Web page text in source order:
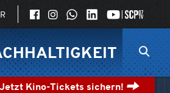
SCP07 AUF FACEBOOK
SCP07 AUF INSTAGRAM
SCP07 AUF WHATSAPP
LINKEDIN SCP07
Kino-Tickets sichern!